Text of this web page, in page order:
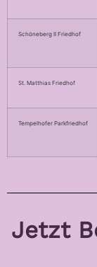
Schöneberg II Friedhof
St. Matthias Friedhof
Tempelhofer Parkfriedhof
Jetzt